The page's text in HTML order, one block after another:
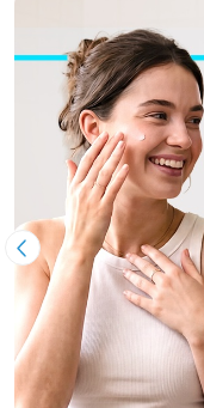
Imagem Anterior